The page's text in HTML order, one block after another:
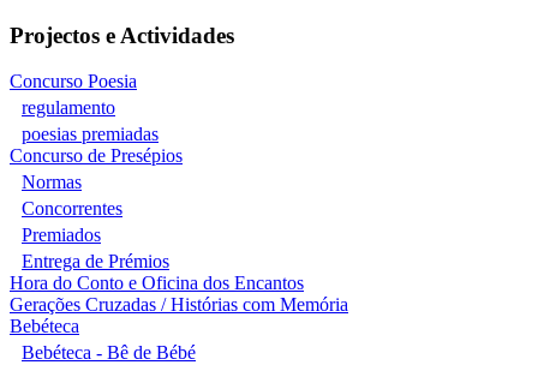
Projectos e Actividades
Concurso Poesia
regulamento
poesias premiadas
Concurso de Presépios
Normas
Concorrentes
Premiados
Entrega de Prémios
Hora do Conto e Oficina dos Encantos
Gerações Cruzadas / Histórias com Memória
Bebéteca
Bebéteca - Bê de Bébé